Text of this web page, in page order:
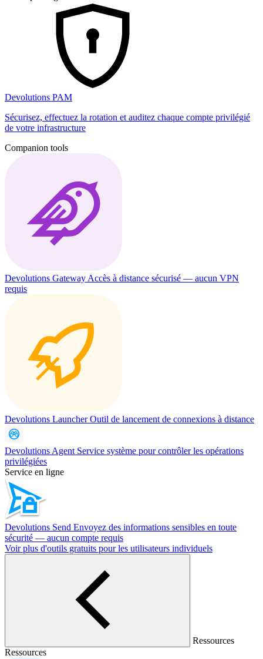
Devolutions PAM
Sécurisez, effectuez la rotation et auditez chaque compte privilégié
de votre infrastructure
Companion tools
Devolutions Gateway Accès à distance sécurisé — aucun VPN
requis
Devolutions LauncherOutil de lancement de connexions à distance
Devolutions Agent Service système pour contrôler les opérations
privilégiées
Service en ligne
Devolutions Send Envoyez des informations sensibles en toute
sécurité — aucun compte requis
Voir plus d'outils gratuits pour les utilisateurs individuels
Ressources
Ressources